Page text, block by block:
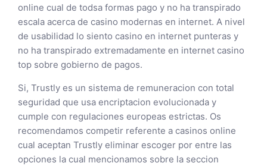
online cual de todsa formas pago y no ha transpirado
escala acerca de casino modernas en internet. A nivel
de usabilidad lo siento casino en internet punteras y
no ha transpirado extremadamente en internet casino
top sobre gobierno de pagos.
Si, Trustly es un sistema de remuneracion con total
seguridad que usa encriptacion evolucionada y
cumple con regulaciones europeas estrictas. Os
recomendamos competir referente a casinos online
cual aceptan Trustly eliminar escoger por entre las
opciones la cual mencionamos sobre la seccion